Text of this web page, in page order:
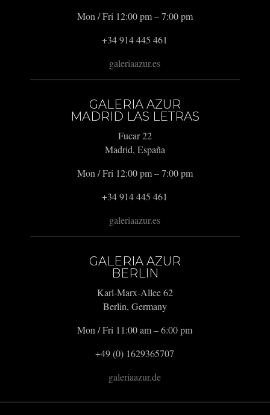
Mon / Fri 12:00 pm – 7:00 pm
+34 914 445 461
galeriaazur.es
GALERIA AZUR
MADRID LAS LETRAS
Fucar 22
Madrid, España
Mon / Fri 12:00 pm – 7:00 pm
+34 914 445 461
galeriaazur.es
GALERIA AZUR
BERLIN
Karl-Marx-Allee 62
Berlin, Germany
Mon / Fri 11:00 am – 6:00 pm
+49 (0) 1629365707
galeriaazur.de